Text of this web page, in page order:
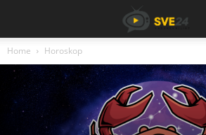
Home Horoskop